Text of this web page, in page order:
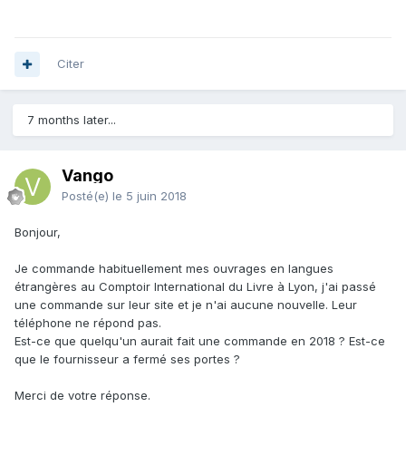
Citer
7 months later...
Vango
Posté(e) le 5 juin 2018
Bonjour,
Je commande habituellement mes ouvrages en langues
étrangères au Comptoir International du Livre à Lyon, j'ai passé
une commande sur leur site et je n'ai aucune nouvelle. Leur
téléphone ne répond pas.
Est-ce que quelqu'un aurait fait une commande en 2018 ? Est-ce
que le fournisseur a fermé ses portes ?
Merci de votre réponse.